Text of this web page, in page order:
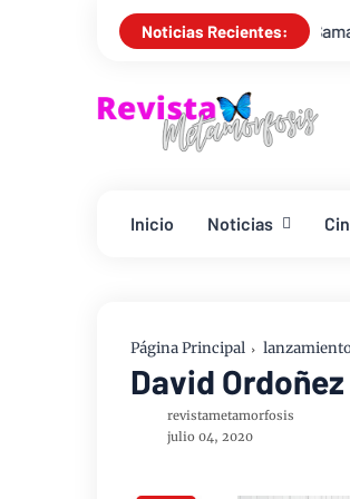
Noticias Recientes:
Samaritan’s Purse
Inicio Noticias
Página Principal
David
revistametamorfosis
julio 04, 2020